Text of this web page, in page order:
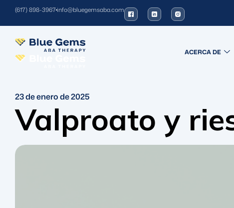
(617) 898-3967info@bluegemsaba.com
ACERCA DE
23 de enero de 2025
Valproato y